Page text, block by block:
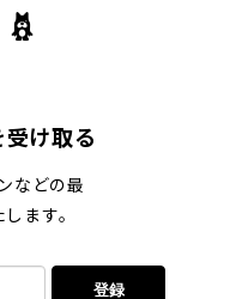
け取る
などの最
ます。
登録